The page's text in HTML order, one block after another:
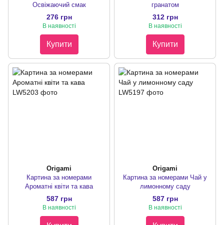
Освіжаючий смак
276 грн
В наявності
Купити
гранатом
312 грн
В наявності
Купити
Origami
Картина за номерами
Ароматні квіти та кава
587 грн
В наявності
Origami
Картина за номерами Чай у
лимонному саду
587 грн
В наявності